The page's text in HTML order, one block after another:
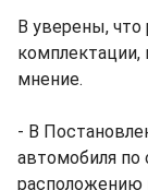
В уверены, что
комплектации,
мнение.
- В
автомобиля по
расположению